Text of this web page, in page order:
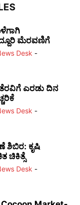
ಮೆರವಣಿಗೆ
Desk -
ಎರಡು ದಿನ
Desk -
ಶಿಬಿರ: ಕೃಷಿ
ಚಿಕಿತ್ಸೆ
Desk -